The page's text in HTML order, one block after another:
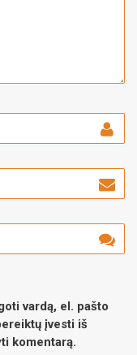
vardą, el. pašto
įvesti iš
komentarą.